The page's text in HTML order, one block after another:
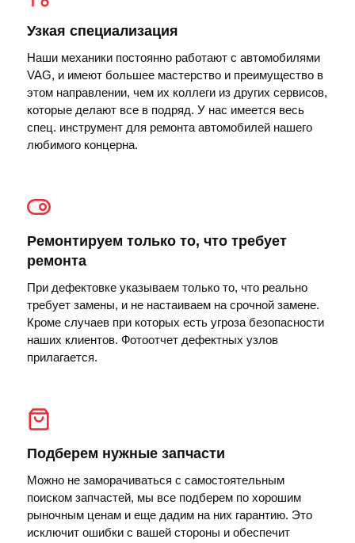
Узкая специализация
Наши механики постоянно работают с автомобилями
VAG, и имеют большее мастерство и преимущество в
этом направлении, чем их коллеги из других сервисов,
которые делают все в подряд. У нас имеется весь
спец. инструмент для ремонта автомобилей нашего
любимого концерна.
Ремонтируем только то, что требует
ремонта
При дефектовке указываем только то, что реально
требует замены, и не настаиваем на срочной замене.
Кроме случаев при которых есть угроза безопасности
наших клиентов. Фотоотчет дефектных узлов
прилагается.
Подберем нужные запчасти
Можно не заморачиваться с самостоятельным
поиском запчастей, мы все подберем по хорошим
рыночным ценам и еще дадим на них гарантию. Это
исключит ошибки с вашей стороны и обеспечит